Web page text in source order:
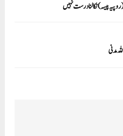
پیسہ) نکالنا درست نہیں
مدنی